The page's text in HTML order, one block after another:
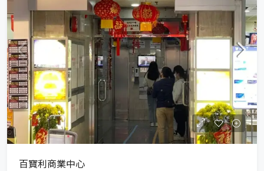
百寶利商業中心